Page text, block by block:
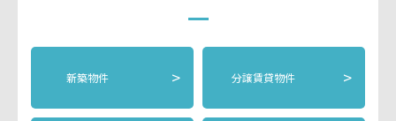
新築物件 > 分譲賃貸物件 >